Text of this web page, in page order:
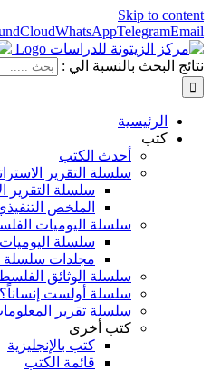
Skip to content
WhatsAppTelegramEmail
نتائج البحث بالنسبة الي :
الرئيسية
كتب
أحدث الكتب
سلسلة التقرير
سلسلة التقرير
الملخص
سلسلة اليوميات
سلسلة
مجلدات سلسلة
سلسلة الوثائق
سلسلة أولست إنساناً؟
سلسلة تقرير
كتب أخرى
كتب بالإنجليزية
قائمة الكتب